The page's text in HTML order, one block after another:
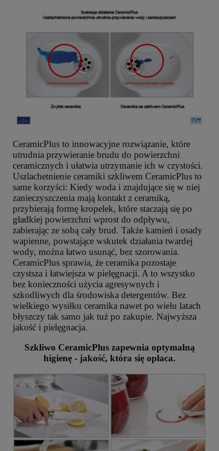
CeramicPlus to innowacyjne rozwiązanie, które
utrudnia przywieranie brudu do powierzchni
ceramicznych i ułatwia utrzymanie ich w czystości.
Uszlachetnienie ceramiki szkliwem CeramicPlus to
same korzyści: Kiedy woda i znajdujące się w niej
zanieczyszczenia mają kontakt z ceramiką,
przybierają formę kropelek, które staczają się po
gładkiej powierzchni wprost do odpływu,
zabierając ze sobą cały brud. Także kamień i osady
wapienne, powstające wskutek działania twardej
wody, można łatwo usunąć, bez szorowania.
CeramicPlus sprawia, że ceramika pozostaje
czystsza i łatwiejsza w pielęgnacji. A to wszystko
bez konieczności użycia agresywnych i
szkodliwych dla środowiska detergentów. Bez
wielkiego wysiłku ceramika nawet po wielu latach
błyszczy tak samo jak tuż po zakupie. Najwyższa
jakość i pielęgnacja.
Szkliwo CeramicPlus zapewnia optymalną
higienę - jakość, która się opłaca.